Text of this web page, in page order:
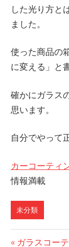
した光り方と
ました。
使った商品の
に変える」と
確かにガラス
思います。
自分でやって
カーコーティ
情報満載
未分類
前
ガラスコー